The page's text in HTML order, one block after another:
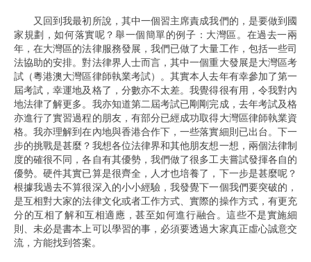
又回到我最初所說，其中一個習主席責成我們的，是要做到國
家規劃，如何落實呢？舉一個簡單的例子：大灣區。在過去一兩
年，在大灣區的法律服務發展，我們已做了大量工作，包括一些司
法協助的安排。對法律界人士而言，其中一個重大發展是大灣區考
試（粵港澳大灣區律師執業考試）。其實本人去年有幸參加了第一
屆考試，幸運地及格了，分數亦不太差。我覺得很有用，令我對內
地法律了解更多。我亦知道第二屆考試已剛剛完成，去年考試及格
亦進行了實習過程的朋友，有部分已經成功取得大灣區律師執業資
格。我亦理解到在內地與香港合作下，一些落實細則已出台。下一
步的挑戰是甚麼？我想各位法律界和其他朋友想一想，兩個法律制
度的確很不同，各自有其優勢，我們做了很多工夫嘗試發揮各自的
優勢。硬件其實已算是很齊全，人才也培養了，下一步是甚麼呢？
根據我過去不算很深入的小小經驗，我發覺下一個我們要突破的，
是互相對大家的法律文化或者工作方式、實際的操作方式，有更充
分的互相了解和互相適應，甚至如何進行融合。這些不是實施細
則、未必是書本上可以學習的事，必須要透過大家真正虛心誠意交
流，方能找到答案。